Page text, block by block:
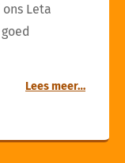
Leta
Lees meer…